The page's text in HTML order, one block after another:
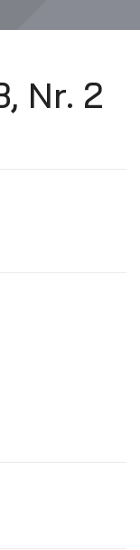
Nr. 2